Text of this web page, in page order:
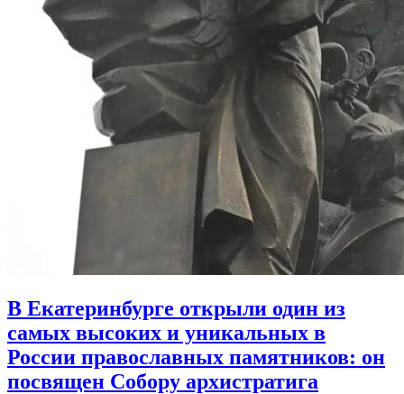
В Екатеринбурге открыли один из
самых высоких и уникальных в
России православных памятников: он
посвящен Собору архистратига